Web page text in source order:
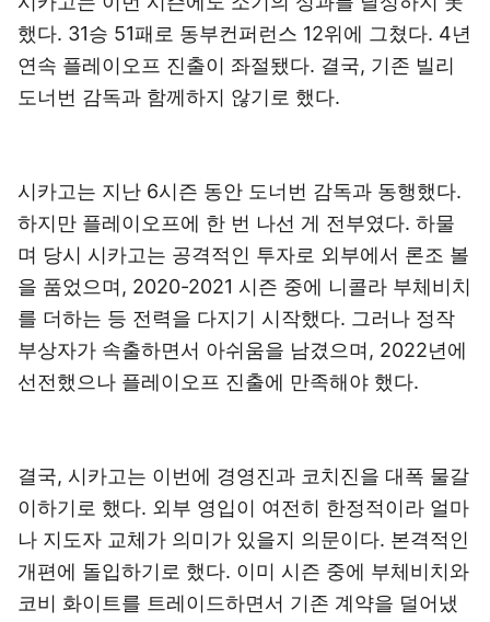
했다. 31승 51패로 동부컨퍼런스 12위에 그쳤다. 4년
연속 플레이오프 진출이 좌절됐다. 결국, 기존 빌리
도너번 감독과 함께하지 않기로 했다.
시카고는 지난 6시즌 동안 도너번 감독과 동행했다.
하지만 플레이오프에 한 번 나선 게 전부였다. 하물
며 당시 시카고는 공격적인 투자로 외부에서 론조 볼
을 품었으며, 2020-2021 시즌 중에 니콜라 부체비치
를 더하는 등 전력을 다지기 시작했다. 그러나 정작
부상자가 속출하면서 아쉬움을 남겼으며, 2022년에
선전했으나 플레이오프 진출에 만족해야 했다.
결국, 시카고는 이번에 경영진과 코치진을 대폭 물갈
이하기로 했다. 외부 영입이 여전히 한정적이라 얼마
나 지도자 교체가 의미가 있을지 의문이다. 본격적인
개편에 돌입하기로 했다. 이미 시즌 중에 부체비치와
코비 화이트를 트레이드하면서 기존 계약을 덜어냈